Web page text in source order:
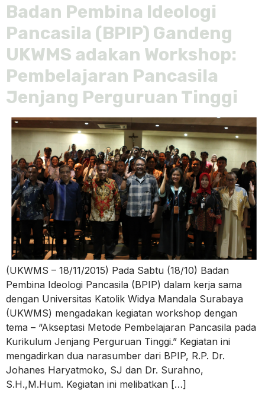
Badan Pembina Ideologi
Pancasila (BPIP) Gandeng
UKWMS adakan Workshop:
Pembelajaran Pancasila
Jenjang Perguruan Tinggi
(UKWMS – 18/11/2015) Pada Sabtu (18/10) Badan
Pembina Ideologi Pancasila (BPIP) dalam kerja sama
dengan Universitas Katolik Widya Mandala Surabaya
(UKWMS) mengadakan kegiatan workshop dengan
tema – “Akseptasi Metode Pembelajaran Pancasila pada
Kurikulum Jenjang Perguruan Tinggi.” Kegiatan ini
mengadirkan dua narasumber dari BPIP, R.P. Dr.
Johanes Haryatmoko, SJ dan Dr. Surahno,
S.H.,M.Hum. Kegiatan ini melibatkan […]